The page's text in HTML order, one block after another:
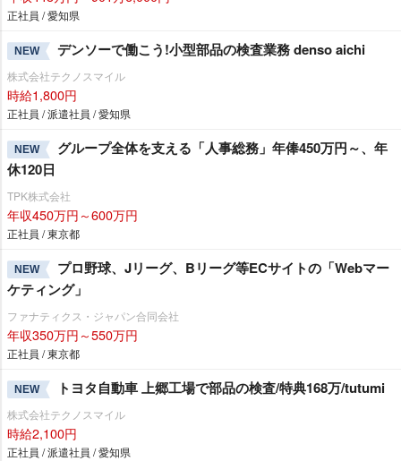
正社員 / 愛知県
NEW デンソーで働こう!小型部品の検査業務 denso aichi
株式会社テクノスマイル
時給1,800円
正社員 / 派遣社員 / 愛知県
NEW
グループ全体を支える「人事総務」年俸450万円～、年
休120日
TPK株式会社
年収450万円～600万円
正社員 / 東京都
NEW
プロ野球、Jリーグ、Bリーグ等ECサイトの「Webマー
ケティング」
ファナティクス・ジャパン合同会社
年収350万円～550万円
正社員 / 東京都
NEW トヨタ自動車 上郷工場で部品の検査/特典168万/tutumi
株式会社テクノスマイル
時給2,100円
正社員 / 派遣社員 / 愛知県